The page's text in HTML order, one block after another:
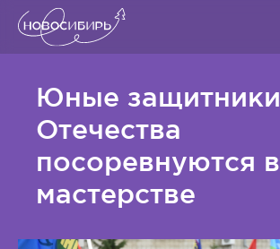
Юные защитники
Отечества
посоревнуются в
мастерстве